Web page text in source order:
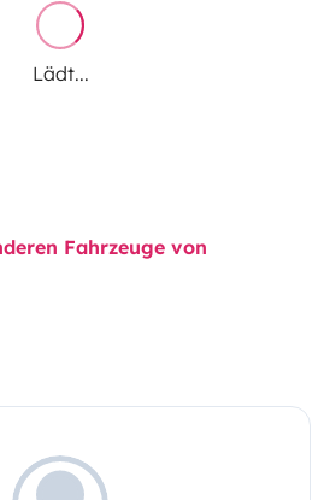
Lädt...
Fahrzeuge von